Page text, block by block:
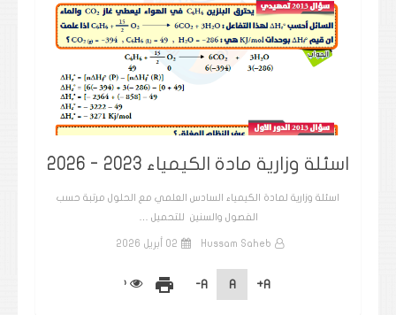
اسئلة وزارية مادة الكيمياء 2023 - 2026
اسئلة وزارية لمادة الكيمياء السادس العلمي مع الحلول مرتبة حسب
الفصول والسنين للتحميل …
Hussam Saheb 02 أبريل 2026
A+
A
A-
print